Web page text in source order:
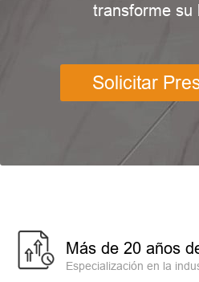
transforme su
Solicitar
Más de 20 años
Especialización en la